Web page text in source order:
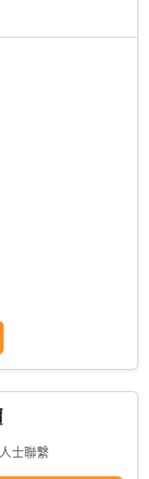
士聯繫